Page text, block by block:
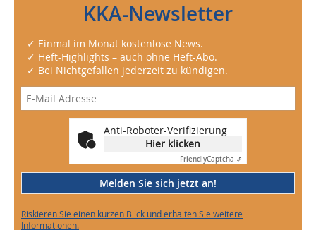
KKA-Newsletter
✓ Einmal im Monat kostenlose News.
✓ Heft-Highlights – auch ohne Heft-Abo.
✓ Bei Nichtgefallen jederzeit zu kündigen.
Anti-Roboter-Verifizierung
Hier klicken
FriendlyCaptcha ⇗
Melden Sie sich jetzt an!
Riskieren Sie einen kurzen Blick und erhalten Sie weitere
Informationen.